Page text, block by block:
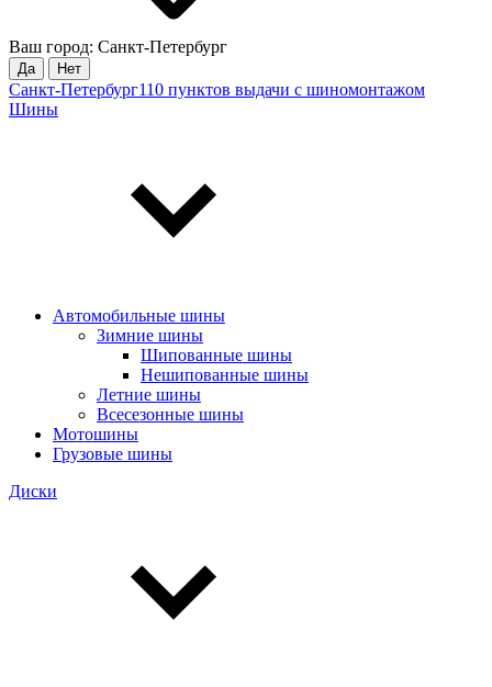
Ваш город: Санкт-Петербург
Да Нет
Санкт-Петербург110 пунктов выдачи с шиномонтажом
Шины
Автомобильные шины
Зимние шины
Шипованные шины
Нешипованные шины
Летние шины
Всесезонные шины
Мотошины
Грузовые шины
Диски